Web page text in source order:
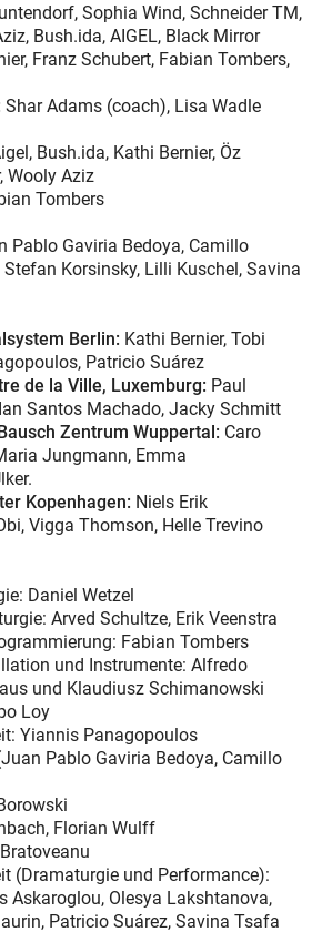
Sophia Wind, Schneider TM,
Bush.ida, AIGEL, Black Mirror
Franz Schubert, Fabian Tombers,
Shar Adams (coach), Lisa Wadle
Bush.ida, Kathi Bernier, Öz
Wooly Aziz
Tombers
Pablo Gaviria Bedoya, Camillo
Korsinsky, Lilli Kuschel, Savina
Berlin: Kathi Bernier, Tobi
Patricio Suárez
de la Ville, Luxemburg: Paul
Santos Machado, Jacky Schmitt
Zentrum Wuppertal: Caro
Jungmann, Emma
Kopenhagen: Niels Erik
Vigga Thomson, Helle Trevino
Daniel Wetzel
Arved Schultze, Erik Veenstra
Fabian Tombers
und Instrumente: Alfredo
und Klaudiusz Schimanowski
Loy
Yiannis Panagopoulos
Pablo Gaviria Bedoya, Camillo
Florian Wulff
(Dramaturgie und Performance):
Askaroglou, Olesya Lakshtanova,
Patricio Suárez, Savina Tsafa